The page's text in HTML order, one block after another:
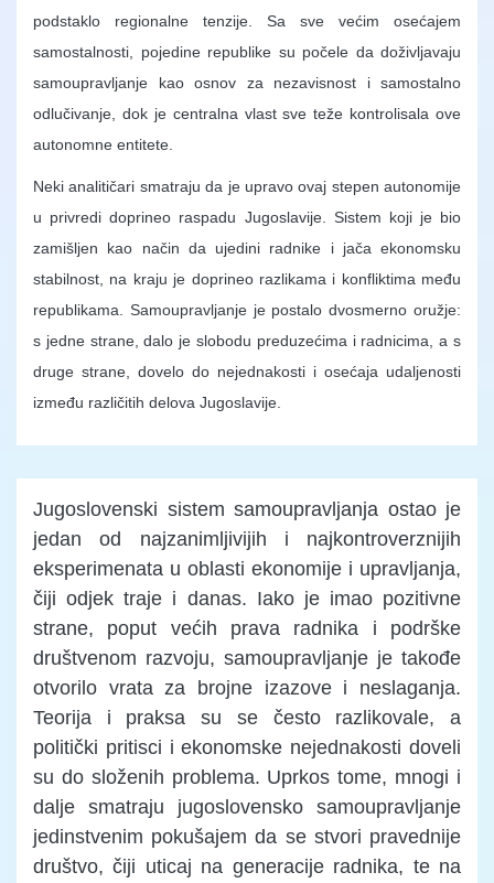
podstaklo regionalne tenzije. Sa sve većim osećajem
samostalnosti, pojedine republike su počele da doživljavaju
samoupravljanje kao osnov za nezavisnost i samostalno
odlučivanje, dok je centralna vlast sve teže kontrolisala ove
autonomne entitete.
Neki analitičari smatraju da je upravo ovaj stepen autonomije
u privredi doprineo raspadu Jugoslavije. Sistem koji je bio
zamišljen kao način da ujedini radnike i jača ekonomsku
stabilnost, na kraju je doprineo razlikama i konfliktima među
republikama. Samoupravljanje je postalo dvosmerno oružje:
s jedne strane, dalo je slobodu preduzećima i radnicima, a s
druge strane, dovelo do nejednakosti i osećaja udaljenosti
između različitih delova Jugoslavije.
Jugoslovenski sistem samoupravljanja ostao je
jedan od najzanimljivijih i najkontroverznijih
eksperimenata u oblasti ekonomije i upravljanja,
čiji odjek traje i danas. Iako je imao pozitivne
strane, poput većih prava radnika i podrške
društvenom razvoju, samoupravljanje je takođe
otvorilo vrata za brojne izazove i neslaganja.
Teorija i praksa su se često razlikovale, a
politički pritisci i ekonomske nejednakosti doveli
su do složenih problema. Uprkos tome, mnogi i
dalje smatraju jugoslovensko samoupravljanje
jedinstvenim pokušajem da se stvori pravednije
društvo, čiji uticaj na generacije radnika, te na